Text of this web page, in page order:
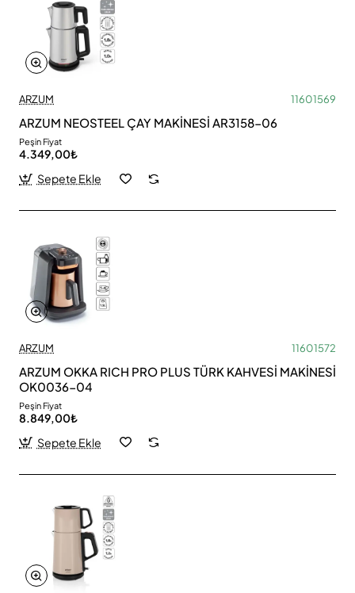
ARZUM 11601569
ARZUM NEOSTEEL ÇAY MAKİNESİ AR3158-06
Peşin Fiyat
4.349,00₺
Sepete Ekle
ARZUM 11601572
ARZUM OKKA RICH PRO PLUS TÜRK KAHVESİ MAKİNESİ
OK0036-04
Peşin Fiyat
8.849,00₺
Sepete Ekle